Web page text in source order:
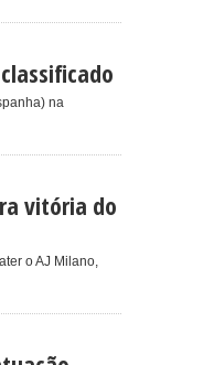
na
vitória do
o AJ Milano,